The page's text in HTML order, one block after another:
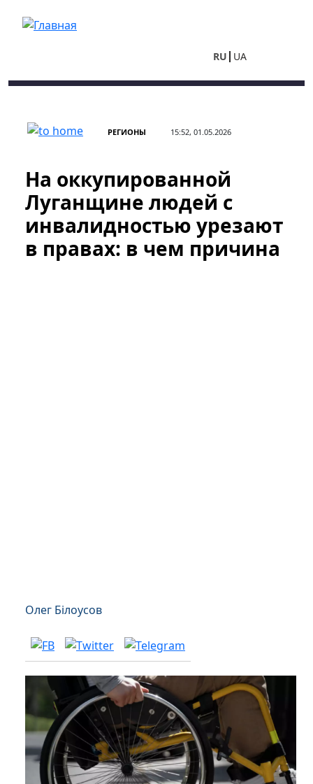
RU UA
РЕГИОНЫ 15:52, 01.05.2026
На оккупированной
Луганщине людей с
инвалидностью урезают
в правах: в чем причина
Олег Білоусов